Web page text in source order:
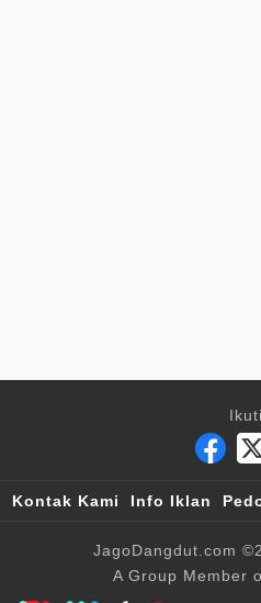
Kontak Kami Info Iklan
JagoDangdut.com
A Group Member